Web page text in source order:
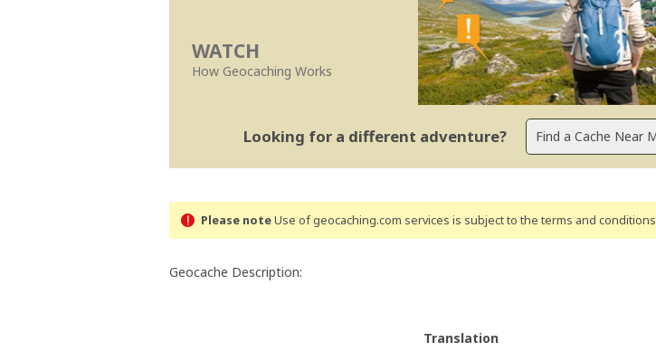
WATCH
How Geocaching Works
Looking for a different adventure?
Please noteUse of geocaching.com services is subject to the terms and conditions
Geocache Description:
Translation